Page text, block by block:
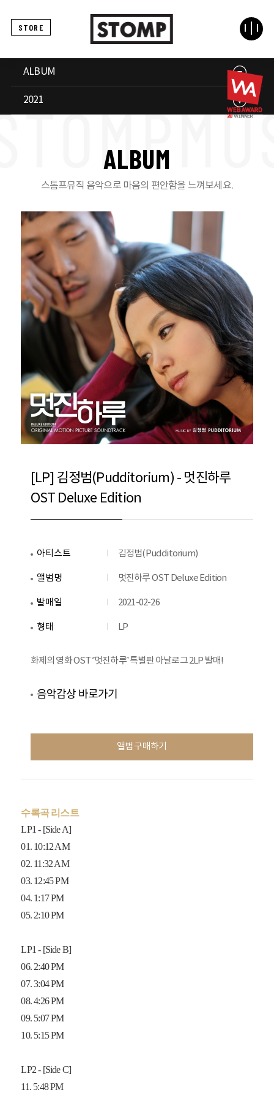
STORE
ALBUM
2021
ALBUM
스톰프뮤직 음악으로 마음의 편안함을 느껴보세요.
[LP] 김정범(Pudditorium) - 멋진하루
OST Deluxe Edition
아티스트 김정범(Pudditorium)
앨범명 멋진하루 OST Deluxe Edition
발매일 2021-02-26
형태 LP
화제의 영화 OST “멋진하루” 특별판 아날로그 2LP 발매! ​
음악감상 바로가기
앨범 구매하기
수록곡 리스트
LP1 - [Side A]
01. 10:12 AM
02. 11:32 AM
03. 12:45 PM
04. 1:17 PM
05. 2:10 PM
LP1 - [Side B]
06. 2:40 PM
07. 3:04 PM
08. 4:26 PM
09. 5:07 PM
10. 5:15 PM
LP2 - [Side C]
11. 5:48 PM